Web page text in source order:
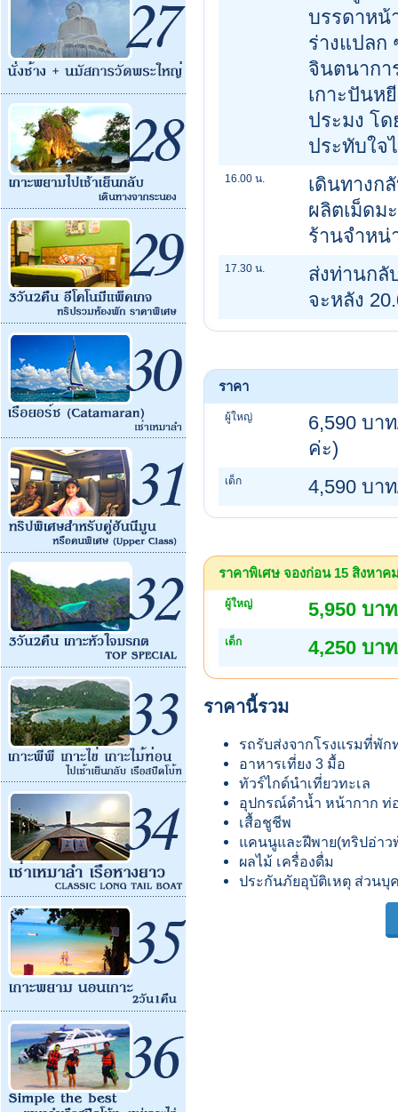
บรรดาหน้
ร่างแปลก
จินตนากา
เกาะปันห
ประมง โ
ประทับใจ
16.00 น.
เดินทางก
ผลิตเม็ดม
ร้านจำหน่
17.30 น.
ส่งท่านกลั
จะหลัง
ราคา
ผู้ใหญ่
6,590 บา
ค่ะ)
เด็ก 4,590 บา
ราคาพิเศษ จองก่อน 15 สิงหา
ผู้ใหญ่ 5,950 บา
เด็ก 4,250 บา
ราคานี้รวม
รถรับส่งจากโรงแรมที่พัก
อาหารเที่ยง 3 มื้อ
ทัวร์ไกด์นำเที่ยวทะเล
อุปกรณ์ดำน้ำ หน้ากาก ท่
เสื้อชูชีพ
แคนนูและฝีพาย(ทริปอ่าว
ผลไม้ เครื่องดื่ม
ประกันภัยอุบัติเหตุ ส่วนบุ